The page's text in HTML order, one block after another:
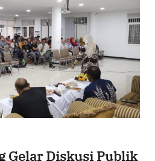
Gelar Diskusi Publik